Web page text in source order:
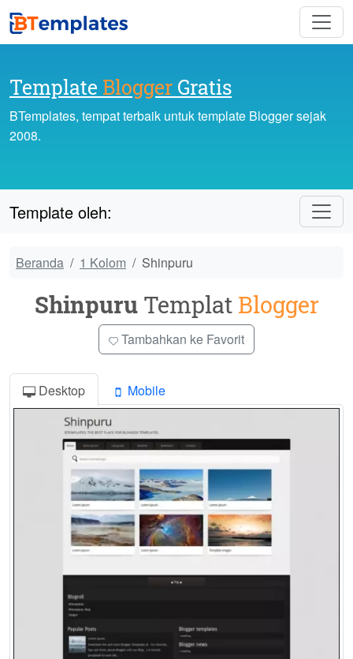
Template Blogger Gratis
BTemplates, tempat terbaik untuk template Blogger sejak
2008.
Template oleh:
Beranda 1 Kolom Shinpuru
ShinpuruTemplat Blogger
Tambahkan ke Favorit
Desktop Mobile